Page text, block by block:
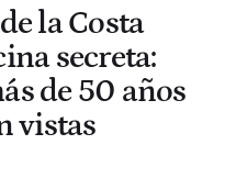
la Costa
secreta:
de 50 años
vistas